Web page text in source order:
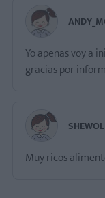
Yo apenas voy a
gracias por
Muy ricos